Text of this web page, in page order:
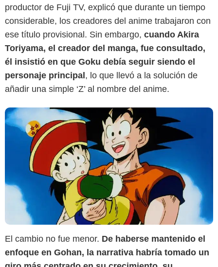
productor de Fuji TV, explicó que durante un tiempo
considerable, los creadores del anime trabajaron con
ese título provisional. Sin embargo, cuando Akira
Toriyama, el creador del manga, fue consultado,
él insistió en que Goku debía seguir siendo el
personaje principal , lo que llevó a la solución de
añadir una simple ‘Z’ al nombre del anime.
El cambio no fue menor. De haberse mantenido el
enfoque en Gohan, la narrativa habría tomado un